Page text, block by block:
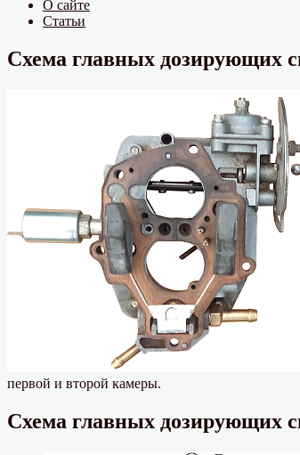
О сайте
Статьи
Схема главных дозирующих
первой и второй камеры.
Схема главных дозирующих